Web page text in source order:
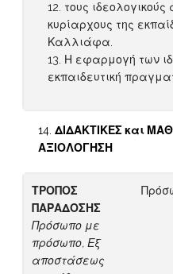
τους ιδεολογικούς
κυρίαρχους της
Καλλιάφα.
Η εφαρμογή των
εκπαιδευτική
ΔΙΔΑΚΤΙΚΕΣ και
ΑΞΙΟΛΟΓΗΣΗ
ΤΡΟΠΟΣ
ΠΑΡΑΔΟΣΗΣ
Πρόσωπο με
πρόσωπο, Εξ
αποστάσεως